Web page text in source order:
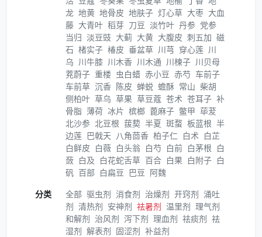
龙 地黄 地骨皮 地肤子 灯心草 大枣 大血
藤 大青叶 稻芽 刀豆 淡竹叶 丹参 党参
当归 淡豆豉 大蓟 大黄 大腹皮 刺五加 磁
石 楮实子 椿皮 垂盆草 川芎 穿心莲 川
乌 川牛膝 川木香 川木通 川楝子 川贝母
茺蔚子 重楼 虫白蜡 赤小豆 赤芍 车前子
车前草 沉香 陈皮 蝉蜕 蟾酥 常山 柴胡
侧柏叶 草乌 草果 草豆蔻 苍术 苍耳子 补
骨脂 薄荷 冰片 槟榔 蓖麻子 鳖甲 荜茇
北沙参 北豆根 菝葜 半夏 斑蝥 板蓝根 半
边莲 巴戟天 八角茴香 柏子仁 白术 白芷
白鲜皮 白薇 白头翁 白芍 白前 白茅根 白
蔹 白及 白花蛇舌草 百合 白果 白附子 白
矾 百部 白扁豆 巴豆 阿魏
分类
全部 驱虫剂 消食剂 治燥剂 开窍剂 涌吐
剂 清热剂 安神剂 祛暑剂 温里剂 理气剂
和解剂 治风剂 泻下剂 理血剂 祛痰剂 祛
湿剂 解表剂 固涩剂 补益剂